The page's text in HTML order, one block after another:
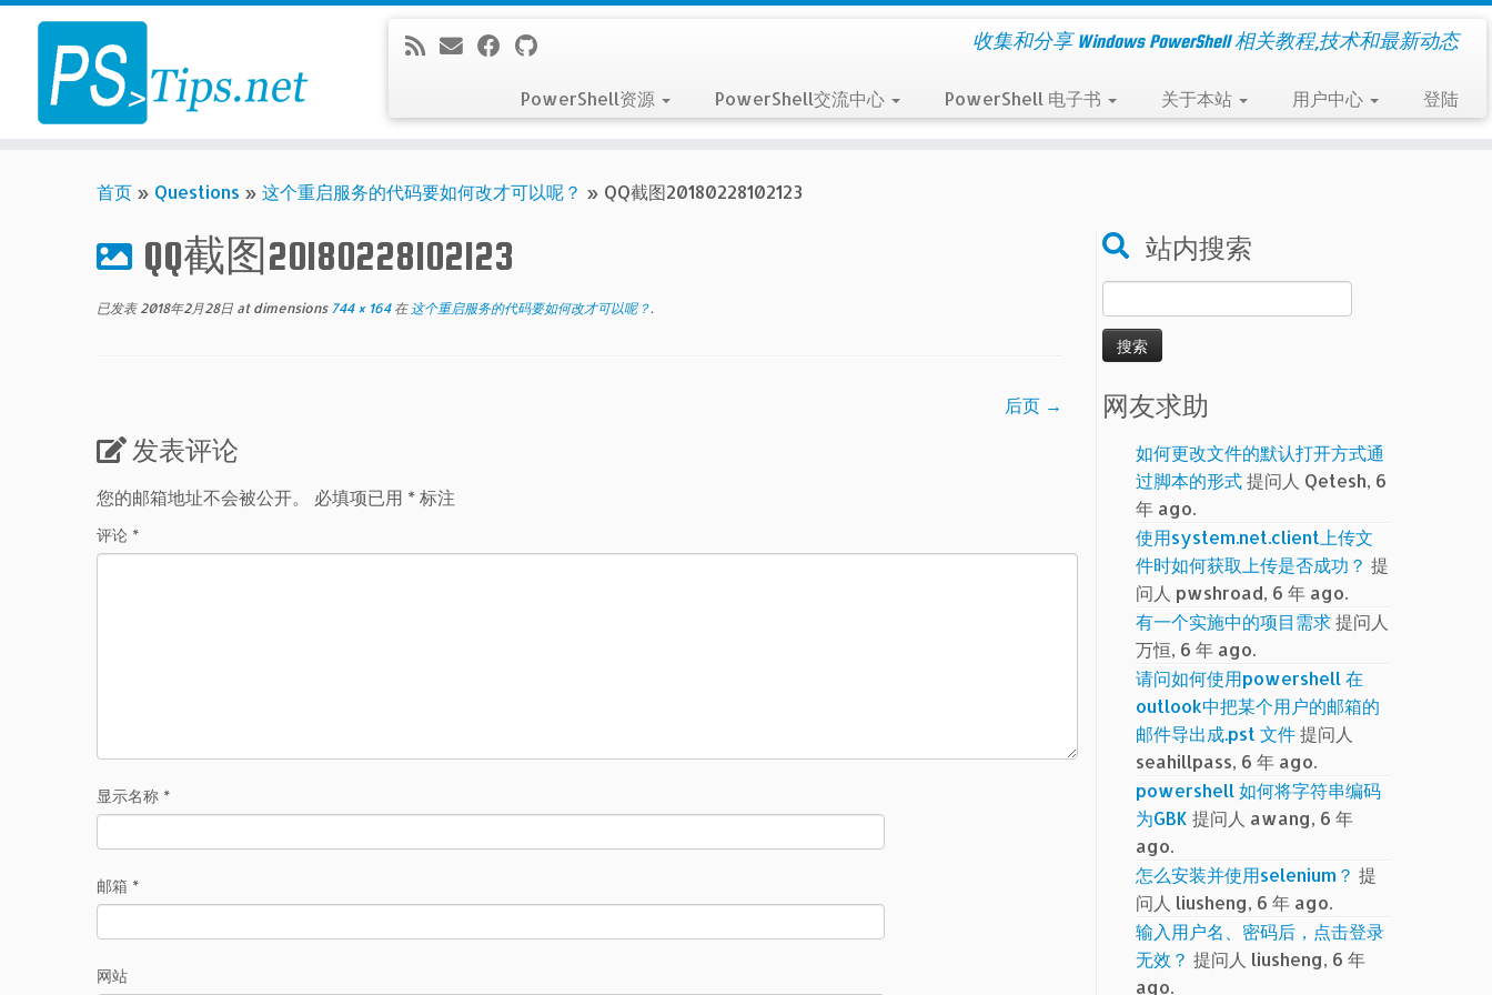
Skip
content
收集和分享 Windows PowerShell 相关教程,技术和最新动态
PowerShell资源 PowerShell交流中心 PowerShell 电子书 关于本站 用户中心 登陆
首页 » Questions » 这个重启服务的代码要如何改才可以呢？ » QQ截图20180228102123
QQ截图20180228102123
已发表 2018年2月28日 at dimensions744 × 164在这个重启服务的代码要如何改才可以呢？.
后页 →
发表评论
您的邮箱地址不会被公开。 必填项已用 *标注
评论 *
显示名称 *
邮箱 *
网站
站内搜索
索：
网友求助
如何更改文件的默认打开方式通
过脚本的形式提问人 Qetesh, 6
年 ago.
使用system.net.client上传文
件时如何获取上传是否成功？ 提
问人 pwshroad, 6 年 ago.
有一个实施中的项目需求提问人
万恒, 6 年 ago.
请问如何使用powershell 在
outlook中把某个用户的邮箱的
邮件导出成.pst 文件提问人
seahillpass, 6 年 ago.
powershell 如何将字符串编码
为GBK 提问人 awang, 6 年
ago.
怎么安装并使用selenium？ 提
问人 liusheng, 6 年 ago.
输入用户名、密码后，点击登录
无效？ 提问人 liusheng, 6 年
ago.